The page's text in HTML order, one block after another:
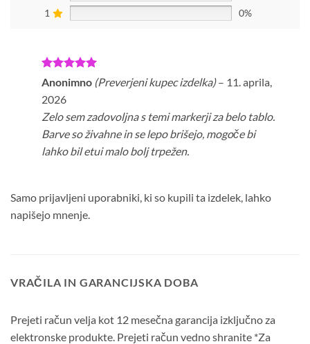
1
0%
Ocenjeno5
od 5
Anonimno (Preverjeni kupec izdelka) – 11. aprila,
2026
Zelo sem zadovoljna s temi markerji za belo tablo.
Barve so živahne in se lepo brišejo, mogoče bi
lahko bil etui malo bolj trpežen.
Samo prijavljeni uporabniki, ki so kupili ta izdelek, lahko
napišejo mnenje.
VRAČILA IN GARANCIJSKA DOBA
Prejeti račun velja kot 12 mesečna garancija izključno za
elektronske produkte. Prejeti račun vedno shranite *Za